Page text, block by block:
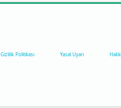
Gizlilik Politikası Yasal Uyarı